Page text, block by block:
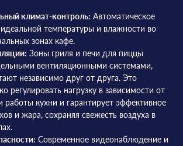
климат-контроль: Автоматическое
температуры и влажности во
зонах кафе.
Зоны гриля и печи для пиццы
вентиляционными системами,
независимо друг от друга. Это
регулировать нагрузку в зависимости от
работы кухни и гарантирует эффективное
и жара, сохраняя свежесть воздуха в
Современное видеонаблюдение и